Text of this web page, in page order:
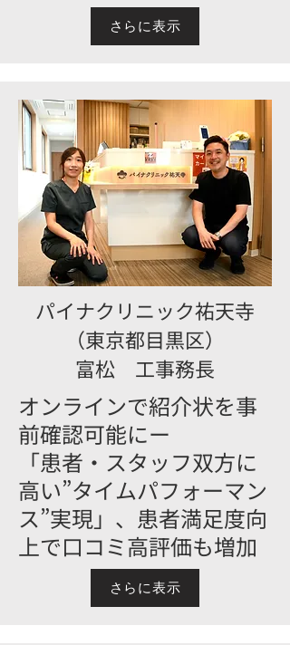
さらに表示
​パイナクリニック祐天寺
（東京都目黒区）
富松 工事務長
オンラインで紹介状を事
前確認可能にー
「患者・スタッフ双方に
高い”タイムパフォーマン
ス”実現」、患者満足度向
上で口コミ高評価も増加
さらに表示